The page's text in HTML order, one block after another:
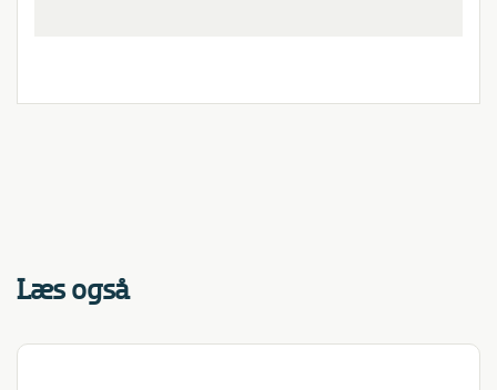
Læs også